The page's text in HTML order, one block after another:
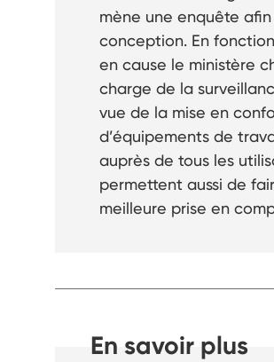
mène une enquête
conception. En
en cause le ministère
charge de la
vue de la mise en
d’équipements de
auprès de tous les
permettent aussi de
meilleure prise en
En savoir plus